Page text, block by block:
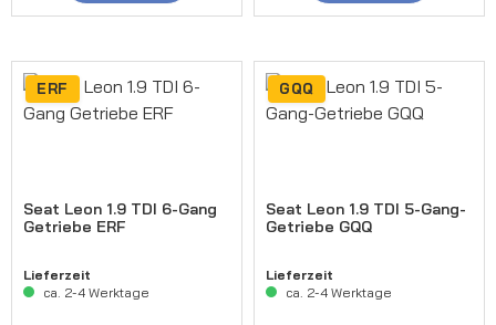
ERF
Seat Leon 1.9 TDI 6-Gang
Getriebe ERF
Lieferzeit
ca. 2-4 Werktage
GQQ
Seat Leon 1.9 TDI 5-Gang-
Getriebe GQQ
Lieferzeit
ca. 2-4 Werktage